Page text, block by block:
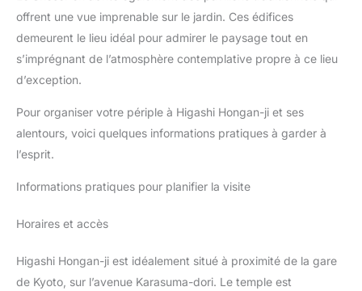
offrent une vue imprenable sur le jardin. Ces édifices
demeurent le lieu idéal pour admirer le paysage tout en
s’imprégnant de l’atmosphère contemplative propre à ce lieu
d’exception.
Pour organiser votre périple à Higashi Hongan-ji et ses
alentours, voici quelques informations pratiques à garder à
l’esprit.
Informations pratiques pour planifier la visite
Horaires et accès
Higashi Hongan-ji est idéalement situé à proximité de la gare
de Kyoto, sur l’avenue Karasuma-dori. Le temple est